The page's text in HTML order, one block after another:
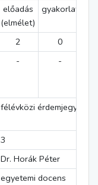
előadás
(elmélet)
gyakorlat
2
0
- -
félévközi érdemjegy
3
Dr. Horák Péter
egyetemi docens